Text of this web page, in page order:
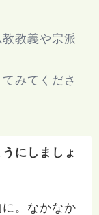
教義や宗派
みてくださ
にしましょ
。なかなか